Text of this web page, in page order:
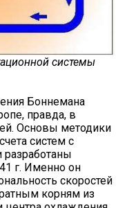
системы
Боннемана
правда, в
Основы методики
систем с
разработаны
г. Именно он
скоростей
корням из